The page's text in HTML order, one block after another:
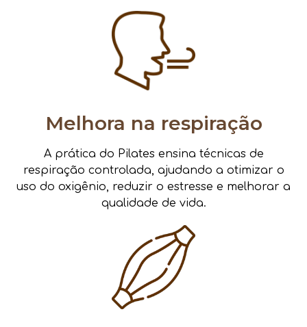
Melhora na respiração
A prática do Pilates ensina técnicas de
respiração controlada, ajudando a otimizar o
uso do oxigênio, reduzir o estresse e melhorar a
qualidade de vida.